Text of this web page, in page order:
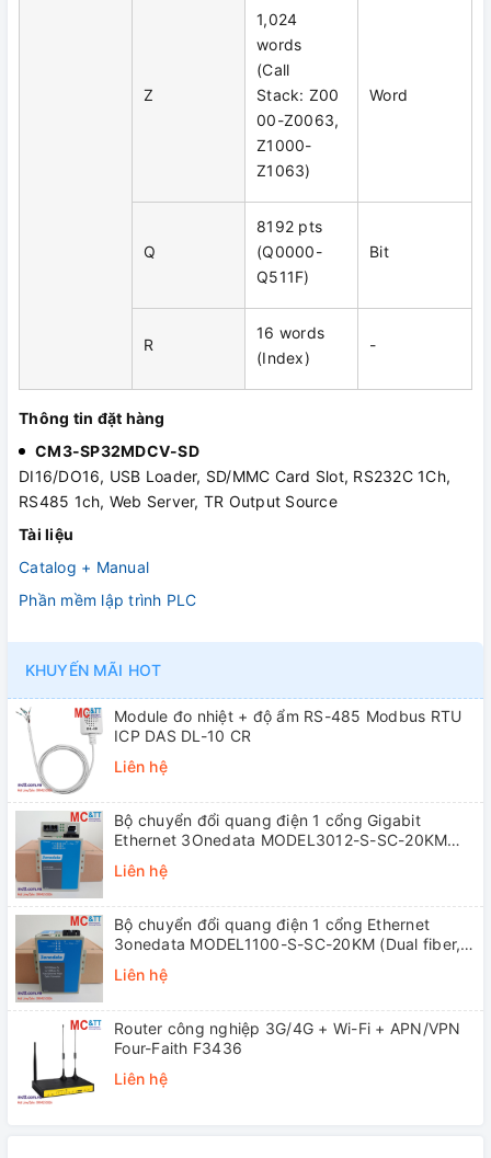
Z
1,024
words
(Call
Stack: Z00
00-Z0063,
Z1000-
Z1063)
Word
Q
8192 pts
(Q0000-
Q511F)
Bit
R
16 words
(Index)
-
Thông tin đặt hàng
CM3-SP32MDCV-SD
DI16/DO16, USB Loader, SD/MMC Card Slot, RS232C 1Ch,
RS485 1ch, Web Server, TR Output Source
Tài liệu
Catalog + Manual
Phần mềm lập trình PLC
KHUYẾN MÃI HOT
Module đo nhiệt + độ ẩm RS-485 Modbus RTU
ICP DAS DL-10 CR
Liên hệ
Bộ chuyển đổi quang điện 1 cổng Gigabit
Ethernet 3Onedata MODEL3012-S-SC-20KM
Liên hệ
Bộ chuyển đổi quang điện 1 cổng Ethernet
3onedata MODEL1100-S-SC-20KM (Dual fiber,
Liên hệ
Router công nghiệp 3G/4G + Wi-Fi + APN/VPN
Four-Faith F3436
Liên hệ